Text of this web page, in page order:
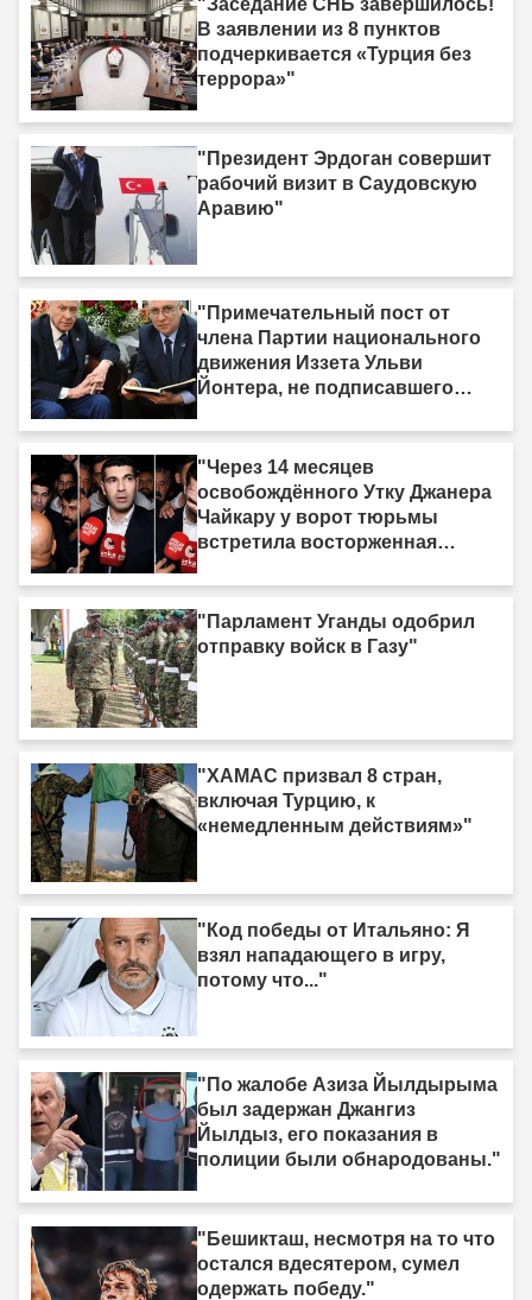
"Заседание СНБ завершилось!
В заявлении из 8 пунктов
подчеркивается «Турция без
террора»"
"Президент Эрдоган совершит
рабочий визит в Саудовскую
Аравию"
"Примечательный пост от
члена Партии национального
движения Иззета Ульви
Йонтера, не подписавшего
есть одна жизнь, и она тоже
должна быть принесена в
жертву»"
"Через 14 месяцев
освобождённого Утку Джанера
Чайкару у ворот тюрьмы
встретила восторженная
"Парламент Уганды одобрил
отправку войск в Газу"
"ХАМАС призвал 8 стран,
включая Турцию, к
«немедленным действиям»"
"Код победы от Итальяно: Я
взял нападающего в игру,
потому что..."
"По жалобе Азиза Йылдырыма
был задержан Джангиз
Йылдыз, его показания в
полиции были обнародованы."
"Бешикташ, несмотря на то что
остался вдесятером, сумел
одержать победу."